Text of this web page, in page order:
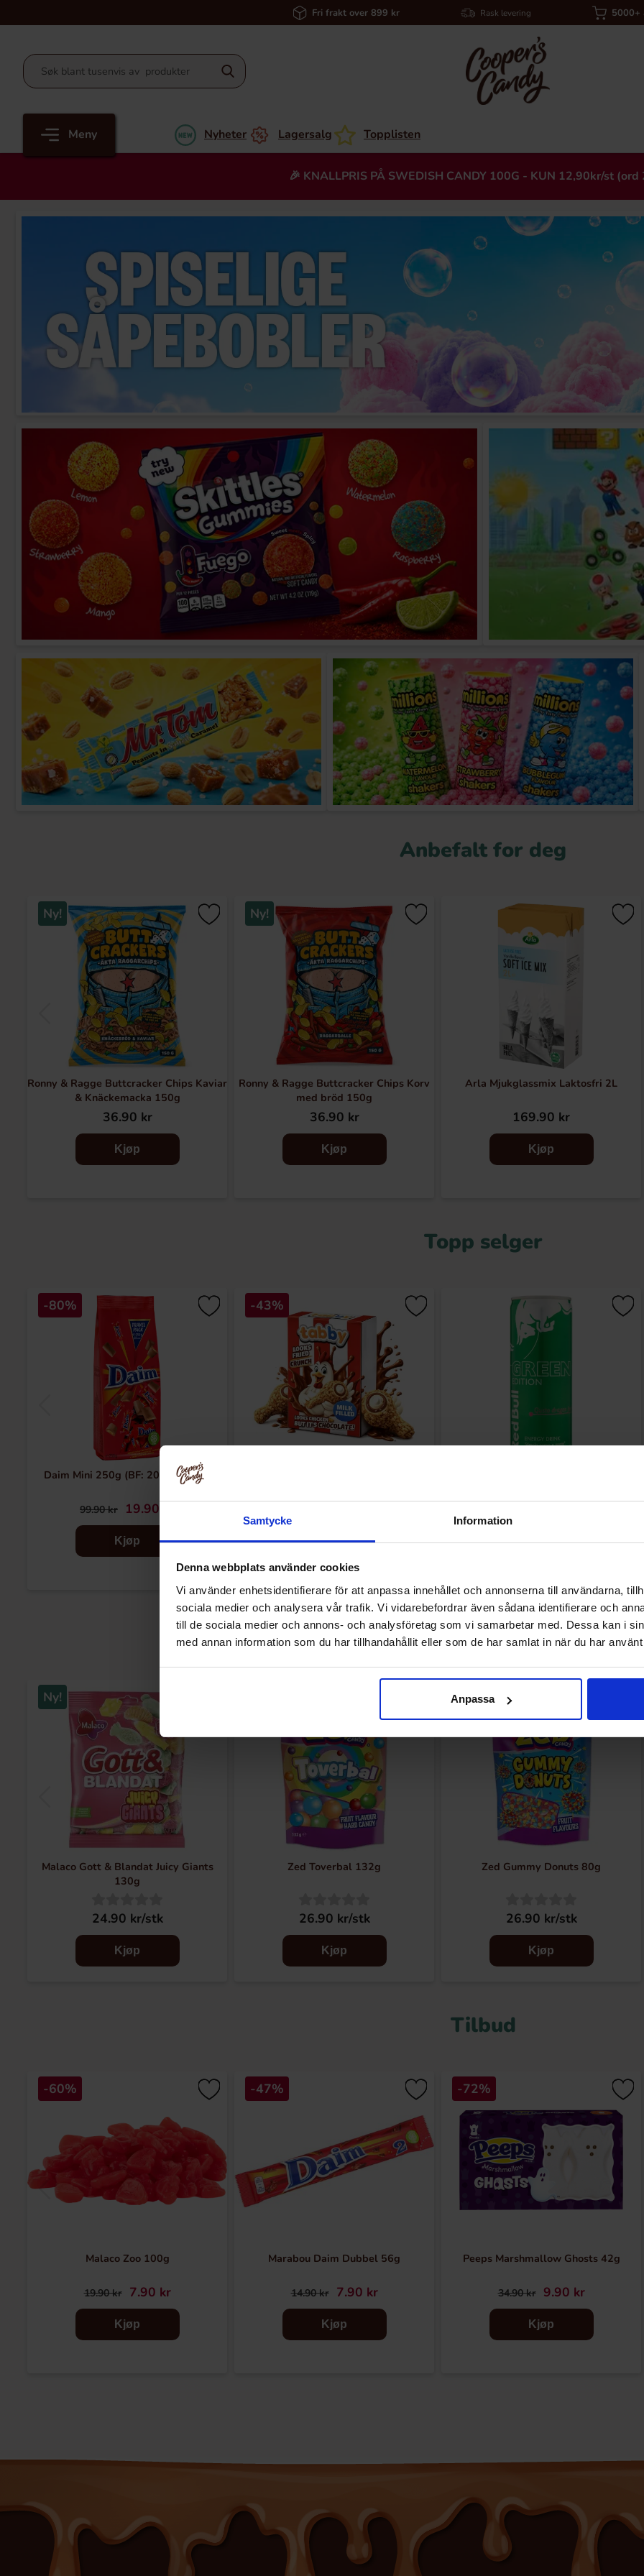
Samtycke Information
Denna webbplats använder cookies
Vi använder enhetsidentifierare för att anpassa innehållet och annonserna till användarna,
sociala medier och analysera vår trafik. Vi vidarebefordrar även sådana identifierare och
till de sociala medier och annons- och analysföretag som vi samarbetar med. Dessa kan i
med annan information som du har tillhandahållit eller som de har samlat in när du har
Anpassa
Fri frakt over 899 kr Rask levering 5000+
Meny Nyheter Lagersalg Topplisten
🎉 KNALLPRIS PÅ SWEDISH CANDY 100G - KUN 12,90kr/st (ord
Anbefalt for deg
Ny!
Ronny & Ragge Buttcracker Chips Kaviar
& Knäckemacka 150g
36.90 kr
Kjøp
Ny!
Ronny & Ragge Buttcracker Chips Korv
med bröd 150g
36.90 kr
Kjøp
Arla Mjukglassmix Laktosfri 2L
169.90 kr
Kjøp
Topp selger
-80%
Daim Mini 250g (BF: 2026-06-12)
99.90 kr 19.90 kr
Kjøp
-43%
Kjøp Kjøp
Nye produkter
Ny!
Malaco Gott & Blandat Juicy Giants
130g
24.90 kr/stk
Kjøp
Zed Toverbal 132g
26.90 kr/stk
Kjøp
Ny!
Zed Gummy Donuts 80g
26.90 kr/stk
Kjøp
Tilbud
-60%
Malaco Zoo 100g
19.90 kr 7.90 kr
Kjøp
-47%
Marabou Daim Dubbel 56g
14.90 kr 7.90 kr
Kjøp
-72%
Peeps Marshmallow Ghosts 42g
34.90 kr 9.90 kr
Kjøp